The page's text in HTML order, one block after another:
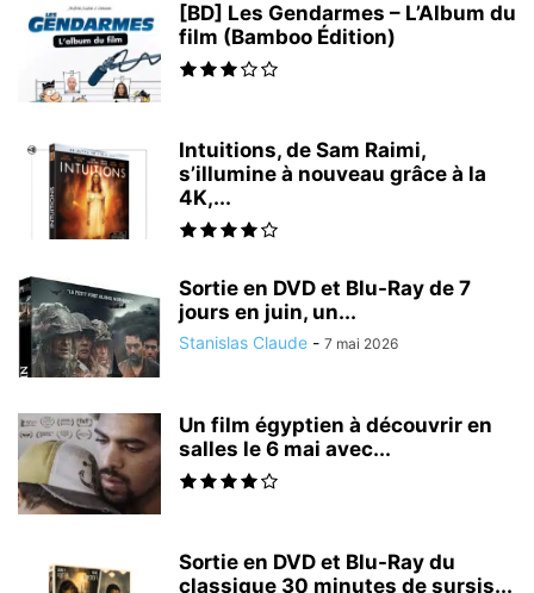
[BD] Les Gendarmes – L’Album du
film (Bamboo Édition)
Intuitions, de Sam Raimi,
s’illumine à nouveau grâce à la
4K,...
Sortie en DVD et Blu-Ray de 7
jours en juin, un...
Stanislas Claude - 7 mai 2026
Un film égyptien à découvrir en
salles le 6 mai avec...
Sortie en DVD et Blu-Ray du
classique 30 minutes de sursis...